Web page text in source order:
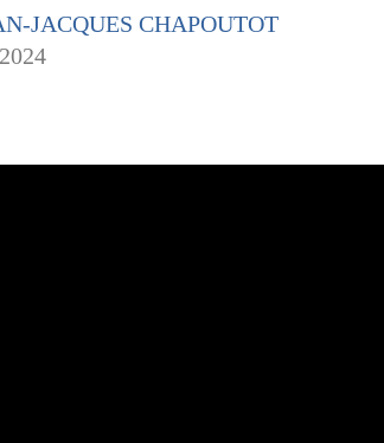
JACQUES CHAPOUTOT